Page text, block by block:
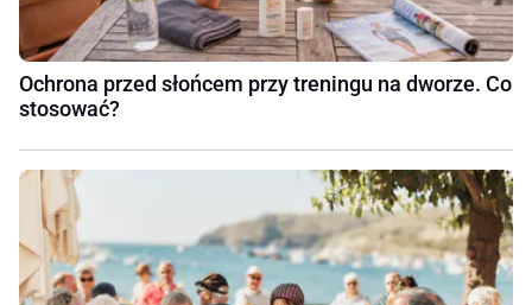
Ochrona przed słońcem przy treningu na dworze. Co
stosować?